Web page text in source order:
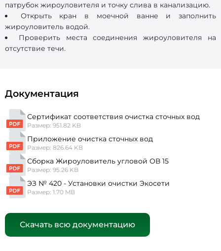
патрубок жироуловителя и точку слива в канализацию.
Открыть кран в моечной ванне и заполнить
жироуловитель водой.
Проверить места соединения жироуловителя на
отсутствие течи.
Документация
Сертификат соответствия очистка сточных вод
Размер: 951.82 KB
Приложение очистка сточных вод
Размер: 826.64 KB
Сборка Жироуловитель угловой ОВ 15
Размер: 95.26 KB
ЭЗ № 420 - Установки очистки Экосети
Размер: 1.70 MB
Скачать всю документацию